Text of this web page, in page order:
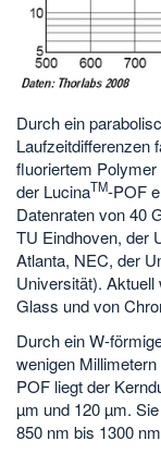
Durch ein
Laufzeitdifferenzen
fluoriertem
der LucinaTM-POF
Datenraten von 40
TU Eindhoven, der
Atlanta, NEC, der
Universität).
Glass und von
Durch ein W-
wenigen
POF liegt der
µm und 120 µm.
850 nm bis 1300